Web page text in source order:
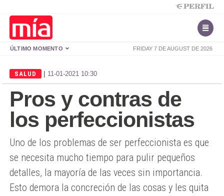
FRIDAY 7 DE AUGUST DE 2026
ÚLTIMO MOMENTO
SALUD | 11-01-2021 10:30
Pros y contras de
los perfeccionistas
Uno de los problemas de ser perfeccionista es que
se necesita mucho tiempo para pulir pequeños
detalles, la mayoría de las veces sin importancia.
Esto demora la concreción de las cosas y les quita